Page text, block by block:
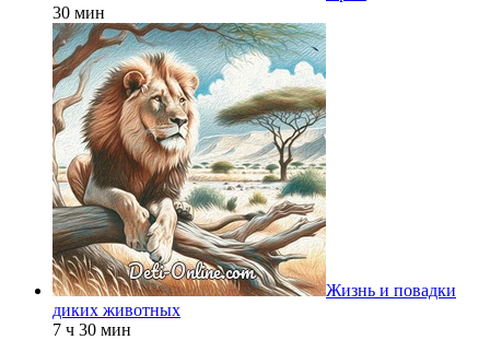
30 мин
Жизнь и повадки
диких животных
7 ч 30 мин